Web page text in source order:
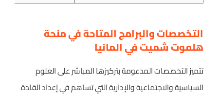
التخصصات والبرامج المتاحة في منحة
هلموت شميت في المانيا
تتميز التخصصات المدعومة بتركيزها المباشر على العلوم
السياسية والاجتماعية والإدارية التي تساهم في إعداد القادة